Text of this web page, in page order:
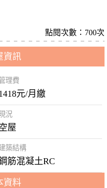
點閱次數：700次
資訊
理費
元/月繳
況
屋
築結構
筋混凝土RC
資料